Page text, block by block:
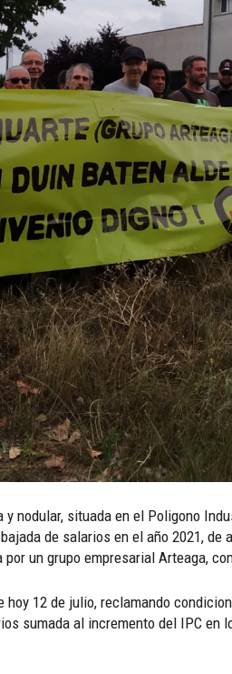
y nodular, situada en el Poligono
de salarios en el año 2021, de
un grupo empresarial Arteaga,
12 de julio, reclamando
sumada al incremento del IPC